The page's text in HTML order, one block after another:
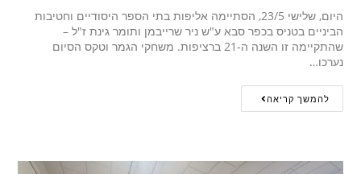
היום, שלישי 23/5, הסתיימה אליפות בתי הספר היסודיים וחטיבות
הביניים בטניס בכפר סבא ע"ש ניר שרייבמן ותומר גינת ז"ל –
שהתקיימה זו השנה ה-21 ברציפות. משחקי הגמר וטקס הסיום
נערכו…
להמשך קריאה